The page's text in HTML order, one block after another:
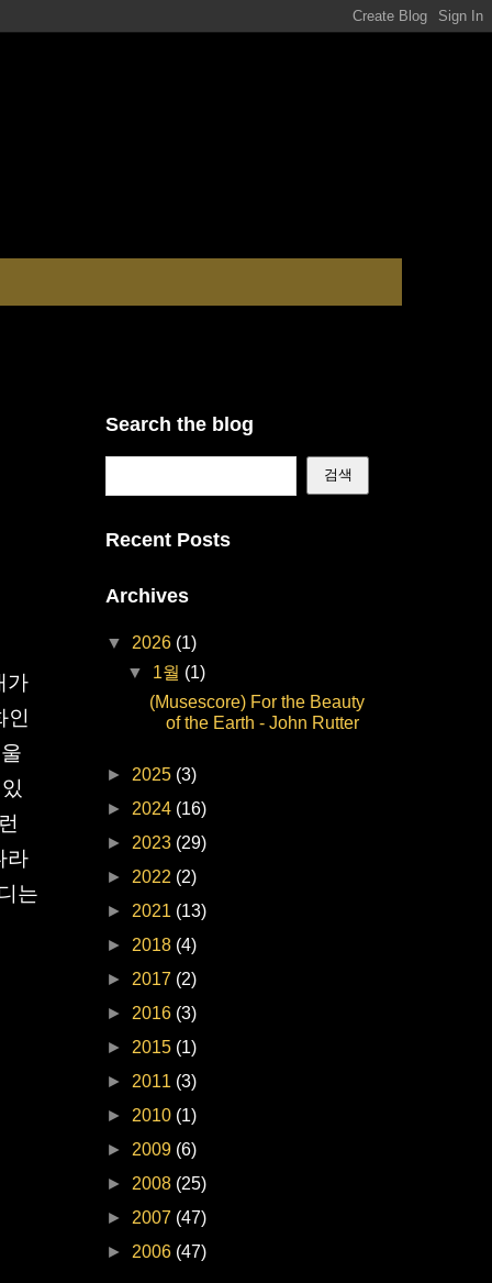
가
인
라
는
Search the blog
Recent Posts
Archives
▼ 2026 (1)
▼ 1월 (1)
(Musescore) For the Beauty
of the Earth - John Rutter
► 2025 (3)
► 2024 (16)
► 2023 (29)
► 2022 (2)
► 2021 (13)
► 2018 (4)
► 2017 (2)
► 2016 (3)
► 2015 (1)
► 2011 (3)
► 2010 (1)
► 2009 (6)
► 2008 (25)
► 2007 (47)
► 2006 (47)